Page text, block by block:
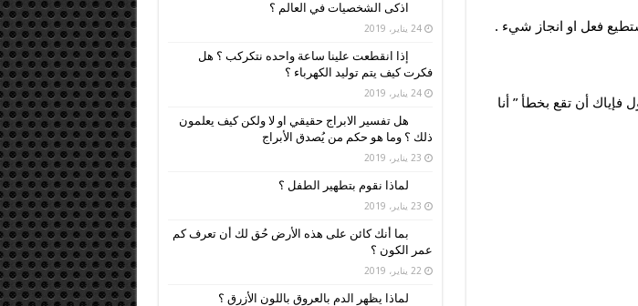
فعل او انجاز شيء .
أن تقع بخطأ ” أنا
اذكى الشخصيات في العالم ؟
24 يناير، 2019
إذا انقطعت علينا ساعة واحده نتكركب ؟ هل
فكرت كيف يتم توليد الكهرباء ؟
24 يناير، 2019
هل تفسير الابراج حقيقي او لا ولكن كيف يعلمون
ذلك ؟ وما هو حكم من يُصدق الأبراج
23 يناير، 2019
لماذا نقوم بتطهير الطفل ؟
23 يناير، 2019
بما أنك كائن على هذه الأرض حُق لك أن تعرف كم
عمر الكون ؟
22 يناير، 2019
لماذا يظهر الدم بالعروق باللون الأزرق ؟